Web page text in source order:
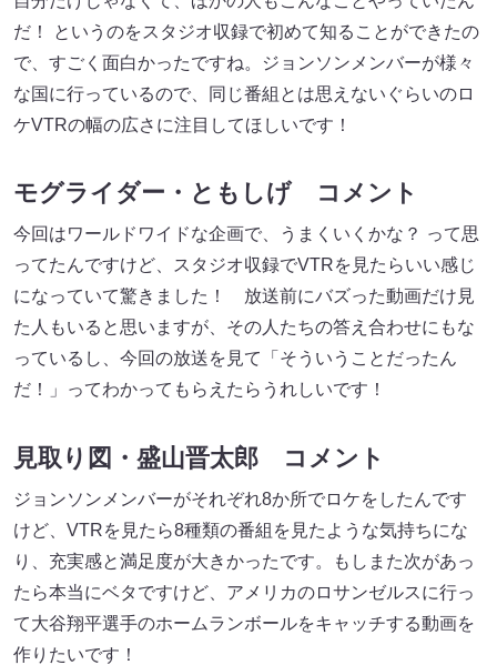
だ！ というのをスタジオ収録で初めて知ることができたの
で、すごく面白かったですね。ジョンソンメンバーが様々
な国に行っているので、同じ番組とは思えないぐらいのロ
ケVTRの幅の広さに注目してほしいです！
モグライダー・ともしげ コメント
今回はワールドワイドな企画で、うまくいくかな？ って思
ってたんですけど、スタジオ収録でVTRを見たらいい感じ
になっていて驚きました！ 放送前にバズった動画だけ見
た人もいると思いますが、その人たちの答え合わせにもな
っているし、今回の放送を見て「そういうことだったん
だ！」ってわかってもらえたらうれしいです！
見取り図・盛山晋太郎 コメント
ジョンソンメンバーがそれぞれ8か所でロケをしたんです
けど、VTRを見たら8種類の番組を見たような気持ちにな
り、充実感と満足度が大きかったです。もしまた次があっ
たら本当にベタですけど、アメリカのロサンゼルスに行っ
て大谷翔平選手のホームランボールをキャッチする動画を
作りたいです！